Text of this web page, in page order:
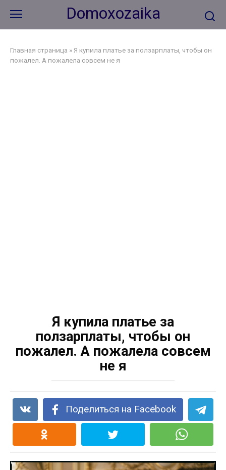
контенту
Domoxozaika
Главная страница » Я купила платье за ползарплаты, чтобы он
пожалел. А пожалела совсем не я
Я купила платье за
ползарплаты, чтобы он
пожалел. А пожалела совсем
не я
Поделиться на Facebook